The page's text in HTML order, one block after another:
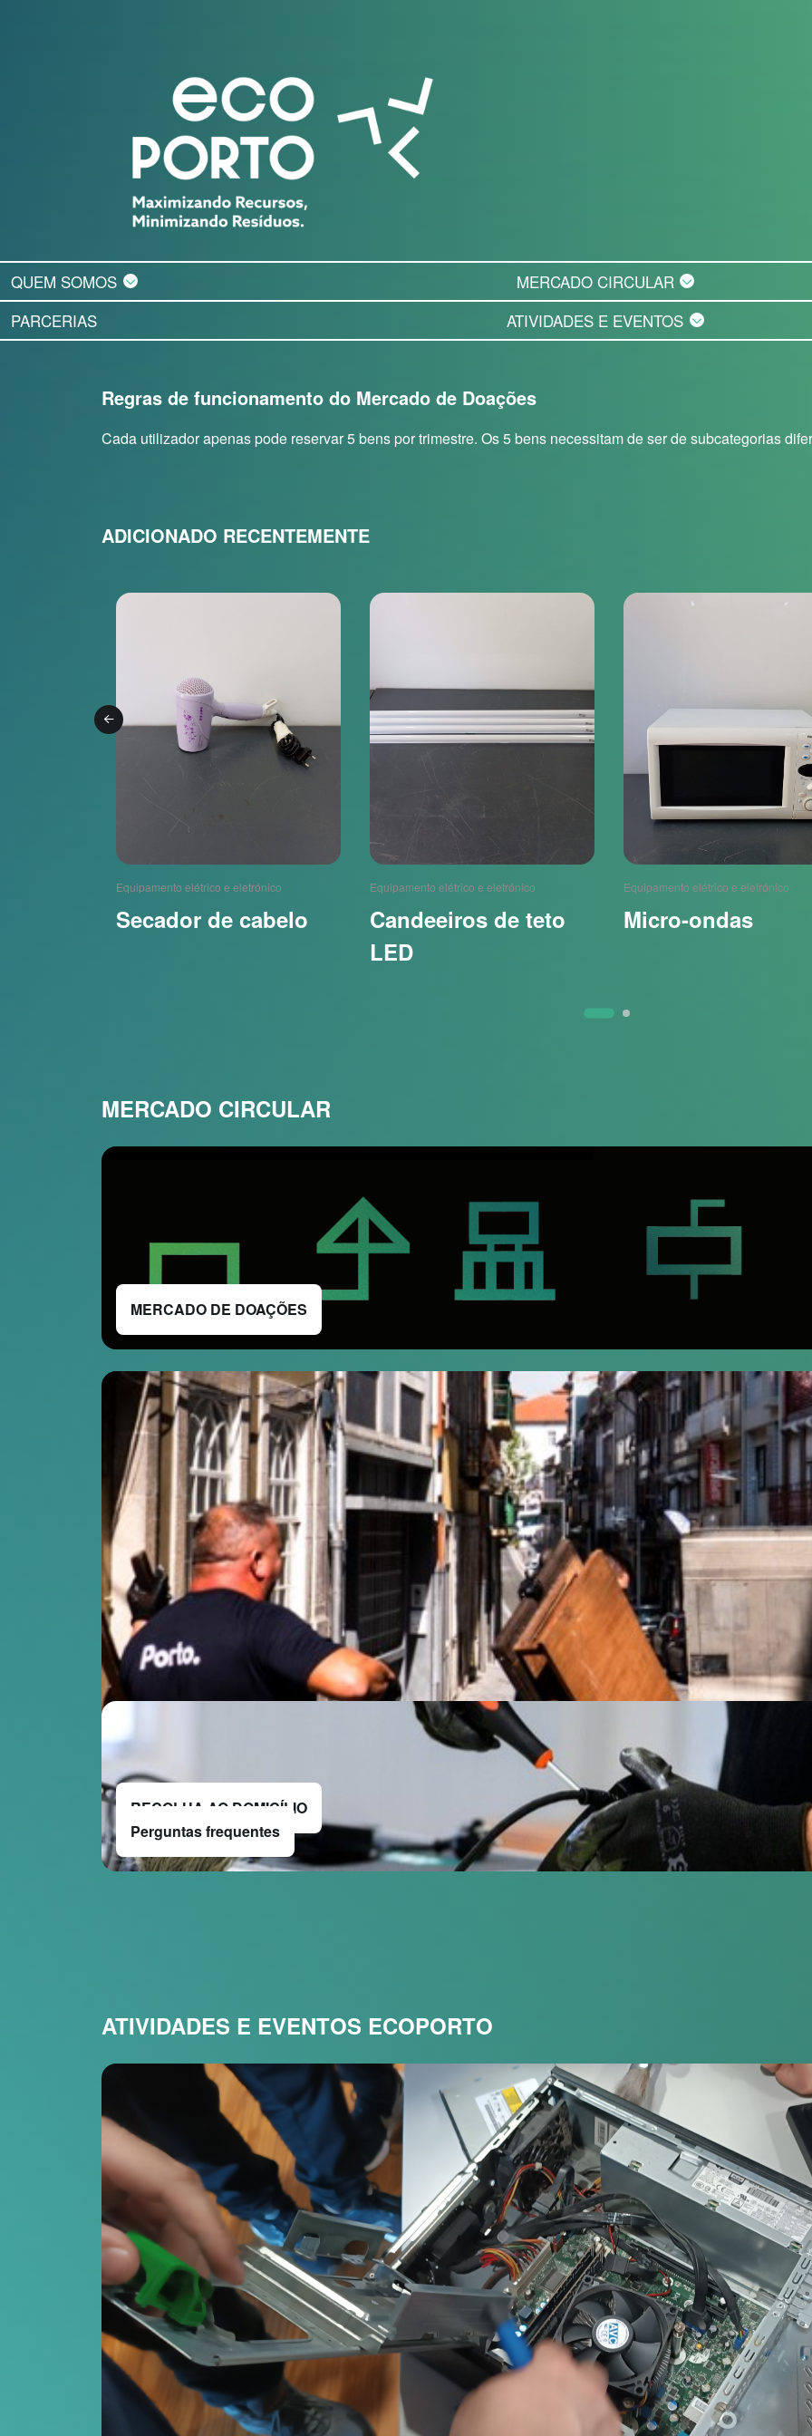
QUEM SOMOS MERCADO CIRCULAR
PARCERIAS
ATIVIDADES E EVENTOS
Regras de funcionamento do Mercado de Doações
Cada utilizador apenas pode reservar 5 bens por trimestre. Os 5 bens necessitam de ser de subcategorias
ADICIONADO RECENTEMENTE
Equipamento elétrico e eletrónico
Secador de cabelo
Equipamento elétrico e eletrónico
Candeeiros de teto
LED
Equipamento elétrico e eletrónico
Micro-ondas
MERCADO CIRCULAR
MERCADO DE DOAÇÕES
RECOLHA AO DOMICÍLIO
Perguntas frequentes
ATIVIDADES E EVENTOS ECOPORTO